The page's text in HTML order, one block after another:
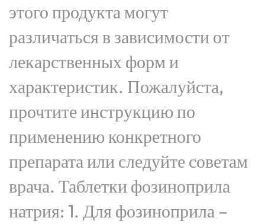
этого продукта могут
различаться в зависимости от
лекарственных форм и
характеристик. Пожалуйста,
прочтите инструкцию по
применению конкретного
препарата или следуйте советам
врача. Таблетки фозиноприла
натрия: 1. Для фозиноприла –